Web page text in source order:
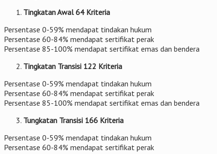
Tingkatan Awal 64 Kriteria
Persentase 0-59% mendapat tindakan hukum
Persentase 60-84% mendapat sertifikat perak
Persentase 85-100% mendapat sertifikat emas dan bendera
Tingkatan Transisi 122 Kriteria
Persentase 0-59% mendapat tindakan hukum
Persentase 60-84% mendapat sertifikat perak
Persentase 85-100% mendapat sertifikat emas dan bendera
Tungkatan Transisi 166 Kriteria
Persentase 0-59% mendapat tindakan hukum
Persentase 60-84% mendapat sertifikat perak